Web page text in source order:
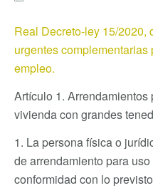
Real Decreto-ley 15/2020,
urgentes
empleo.
Artículo 1.
vivienda con grandes
1. La persona física o
de arrendamiento para
conformidad con lo